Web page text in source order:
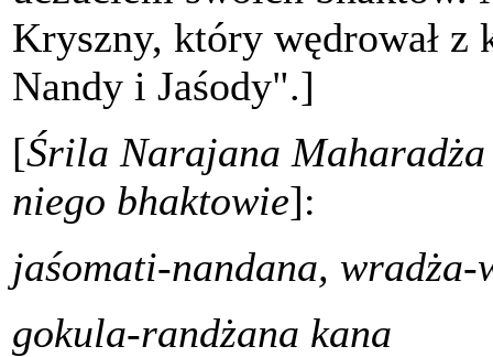
Kryszny, który wędrował z
Nandy i Jaśody".]
[Śrila Narajana Maharadża
niego bhaktowie]:
jaśomati-nandana,
gokula-randżana kana